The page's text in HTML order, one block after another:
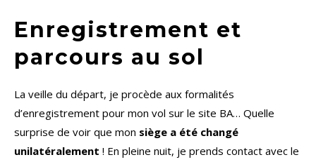
Enregistrement et
parcours au sol
La veille du départ, je procède aux formalités
d’enregistrement pour mon vol sur le site BA… Quelle
surprise de voir que mon siège a été changé
unilatéralement ! En pleine nuit, je prends contact avec le